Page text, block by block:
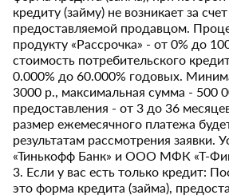
кредиту (займу) не возникает за
предоставляемой продавцом.
продукту «Рассрочка» - от 0% до
стоимость потребительского
0.000% до 60.000% годовых.
3000 р., максимальная сумма - 500
предоставления - от 3 до 36
размер ежемесячного платежа
результатам рассмотрения заявки.
«Тинькофф Банк» и ООО МФК «Т-
3. Если у вас есть только кредит:
это форма кредита (займа),